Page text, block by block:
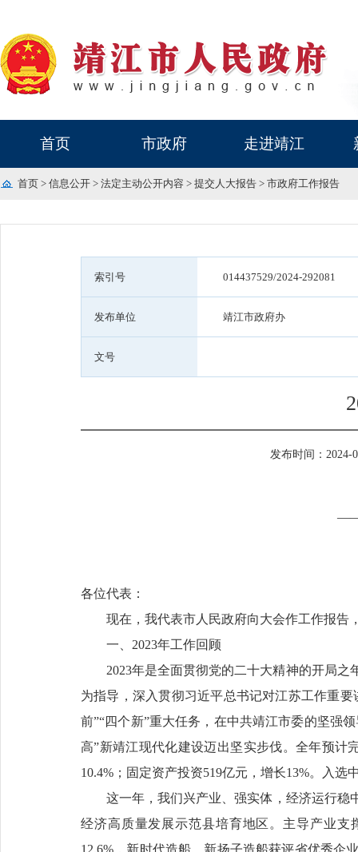
首页 市政府 走进靖江
首页 > 信息公开 > 法定主动公开内容 > 提交人大报告 > 市政府工作报告
索引号 014437529/2024-292081
发布单位 靖江市政府办
文号
发布时间：2024-
各位代表：
现在，我代表市人民政府向大会作工作报告
一、2023年工作回顾
2023年是全面贯彻党的二十大精神的开局
为指导，深入贯彻习近平总书记对江苏工作重
前”“四个新”重大任务，在中共靖江市委的坚强
高”新靖江现代化建设迈出坚实步伐。全年预计
10.4%；固定资产投资519亿元，增长13%。入
这一年，我们兴产业、强实体，经济运行稳
经济高质量发展示范县培育地区。主导产业支
12.6%，新时代造船、新扬子造船获评省优秀企